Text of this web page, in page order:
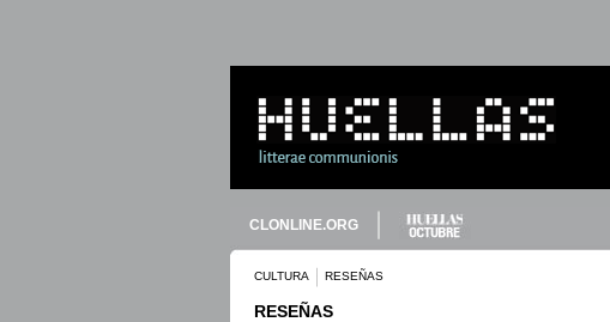
CLONLINE.ORG
CULTURA RESEÑAS
RESEÑAS